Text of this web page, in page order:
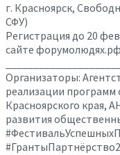
г. Красноярск,
СФУ)
Регистрация до 20
сайте форумолюдях.рф
Организаторы:
реализации
Красноярского края,
развития